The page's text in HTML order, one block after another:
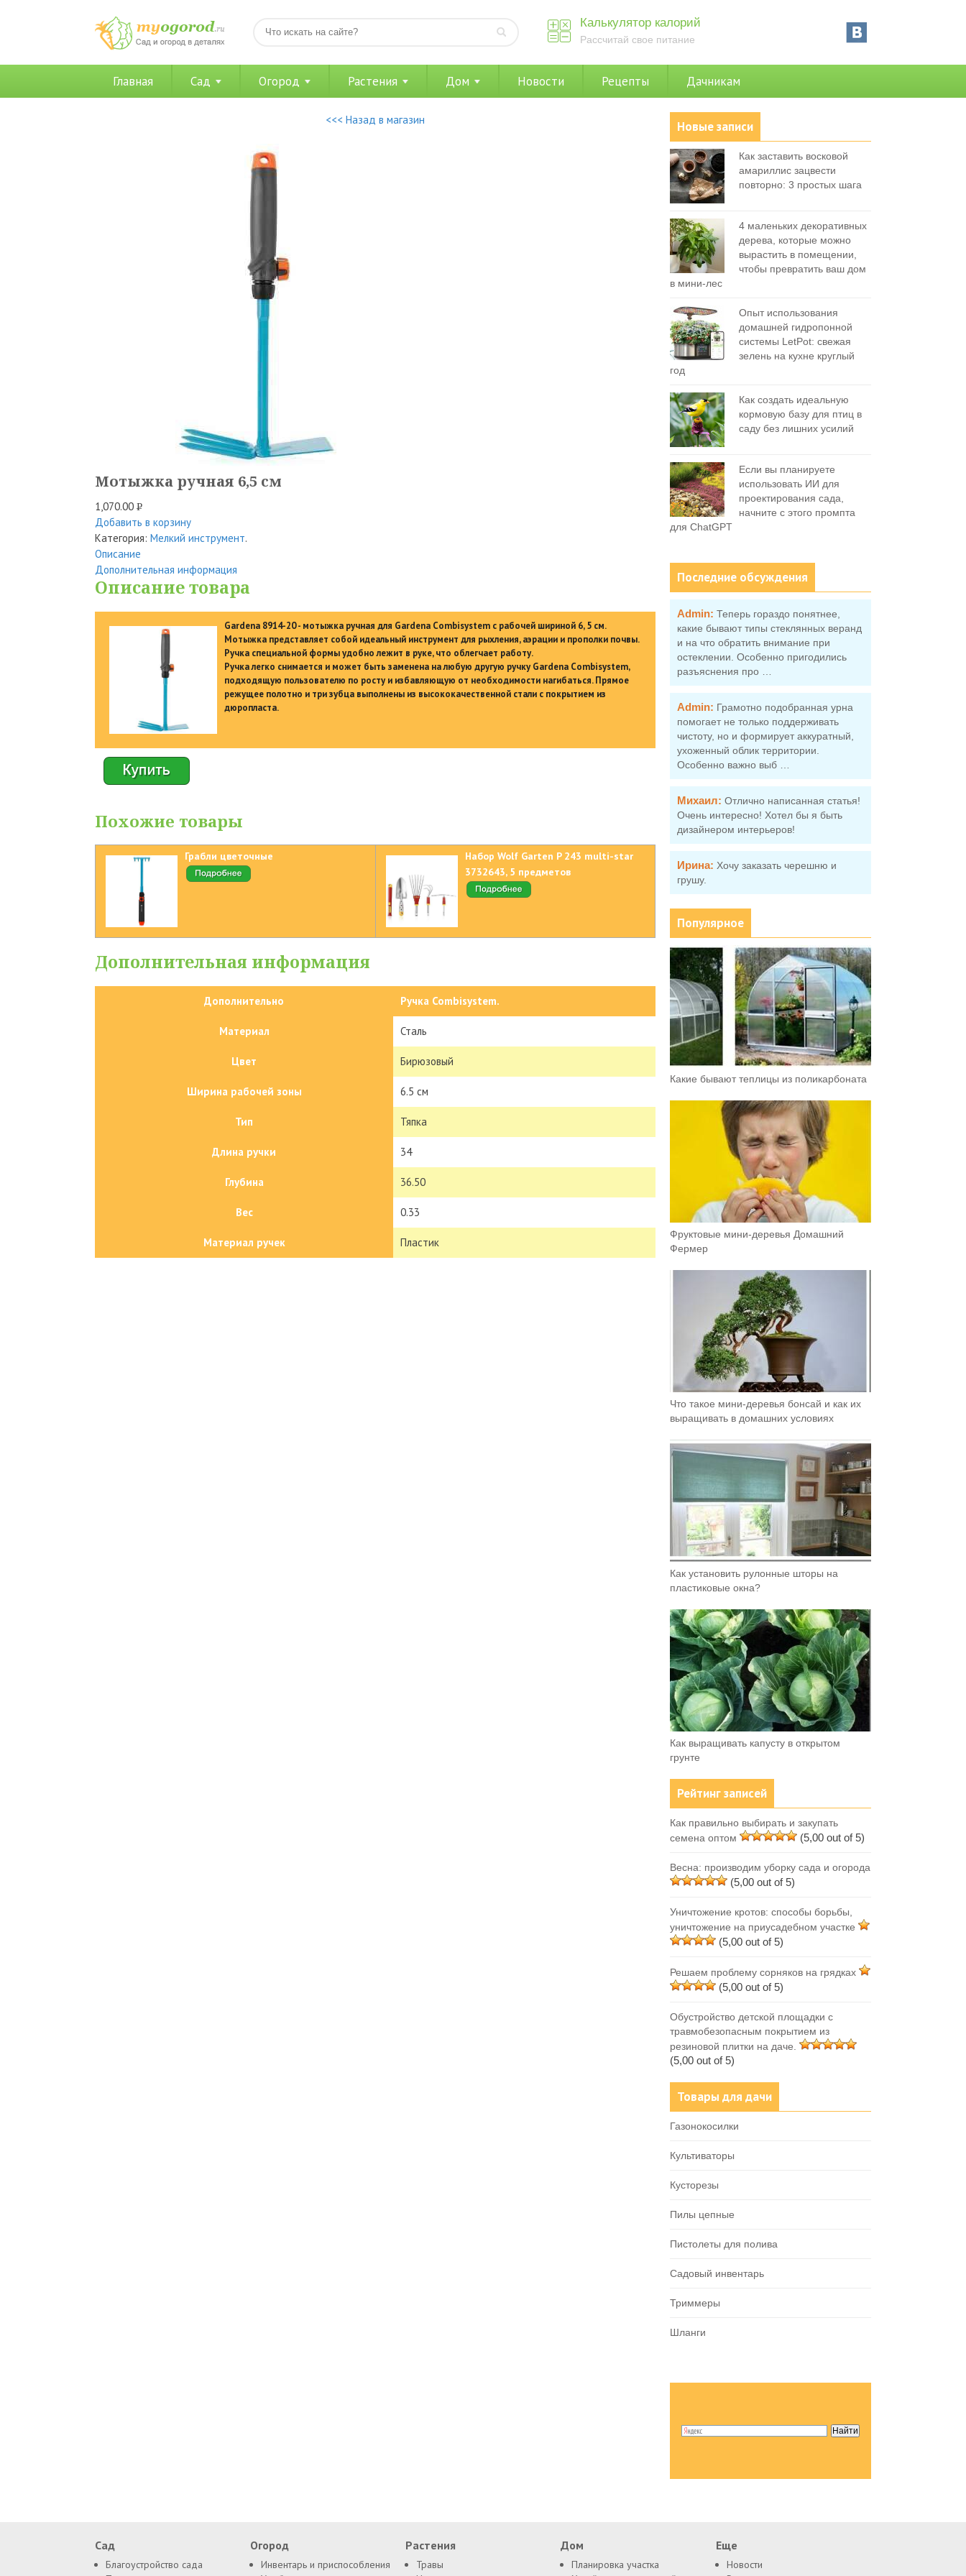
Калькулятор калорий
Рассчитай свое питание
Главная Сад Огород Растения Дом Новости Рецепты Дачникам
<<< Назад в магазин
Мотыжка ручная 6,5 см
1,070.00 Р
УБ.
Добавить в корзину
Категория: Мелкий инструмент.
Описание
Дополнительная информация
Описание товара
Gardena 8914-20 - мотыжка ручная для Gardena Combisystem с рабочей шириной 6, 5 см.
Мотыжка представляет собой идеальный инструмент для рыхления, аэрации и прополки почвы.
Ручка специальной формы удобно лежит в руке, что облегчает работу.
Ручка легко снимается и может быть заменена на любую другую ручку Gardena Combisystem,
подходящую пользователю по росту и избавляющую от необходимости нагибаться. Прямое
режущее полотно и три зубца выполнены из высококачественной стали с покрытием из
дюропласта.
Похожие товары
Грабли цветочные
Набор Wolf Garten P 243 multi-star
3732643, 5 предметов
Дополнительная информация
Дополнительно Ручка Combisystem.
Материал Сталь
Цвет Бирюзовый
Ширина рабочей зоны 6.5 см
Тип Тяпка
Длина ручки 34
Глубина 36.50
Вес 0.33
Материал ручек Пластик
Новые записи
Как заставить восковой
амариллис зацвести
повторно: 3 простых шага
4 маленьких декоративных
дерева, которые можно
вырастить в помещении,
чтобы превратить ваш дом
в мини-лес
Опыт использования
домашней гидропонной
системы LetPot: свежая
зелень на кухне круглый
год
Как создать идеальную
кормовую базу для птиц в
саду без лишних усилий
Если вы планируете
использовать ИИ для
проектирования сада,
начните с этого промпта
для ChatGPT
Последние обсуждения
Admin: Теперь гораздо понятнее,
какие бывают типы стеклянных веранд
и на что обратить внимание при
остеклении. Особенно пригодились
разъяснения про …
Admin: Грамотно подобранная урна
помогает не только поддерживать
чистоту, но и формирует аккуратный,
ухоженный облик территории.
Особенно важно выб …
Михаил: Отлично написанная статья!
Очень интересно! Хотел бы я быть
дизайнером интерьеров!
Ирина: Хочу заказать черешню и
грушу.
Популярное
Какие бывают теплицы из поликарбоната
Фруктовыe мини-деревья Домашний
Фермер
Что такое мини-деревья бонсай и как их
выращивать в домашних условиях
Как установить рулонные шторы на
пластиковые окна?
Как выращивать капусту в открытом
грунте
Рейтинг записей
Как правильно выбирать и закупать
семена оптом
(5,00 out of 5)
Весна: производим уборку сада и огорода
(5,00 out of 5)
Уничтожение кротов: способы борьбы,
уничтожение на приусадебном участке
(5,00 out of 5)
Решаем проблему сорняков на грядках
(5,00 out of 5)
Обустройство детской площадки с
травмобезопасным покрытием из
резиновой плитки на даче.
(5,00 out of 5)
Товары для дачи
Газонокосилки
Культиваторы
Кусторезы
Пилы цепные
Пистолеты для полива
Садовый инвентарь
Триммеры
Шланги
Сад
Благоустройство сада
Огород
Инвентарь и приспособления
Растения
Травы
Дом
Планировка участка
Еще
Новости